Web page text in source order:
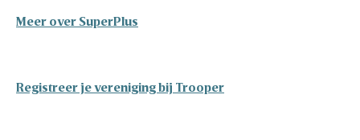
Meer over SuperPlus
Registreer je vereniging bij Trooper